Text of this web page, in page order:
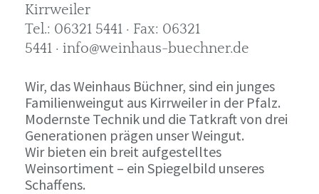
Kirrweiler
Tel.: 06321 5441 · Fax: 06321
5441 · info@weinhaus-buechner.de
Wir, das Weinhaus Büchner, sind ein junges
Familienweingut aus Kirrweiler in der Pfalz.
Modernste Technik und die Tatkraft von drei
Generationen prägen unser Weingut.
Wir bieten ein breit aufgestelltes
Weinsortiment – ein Spiegelbild unseres
Schaffens.